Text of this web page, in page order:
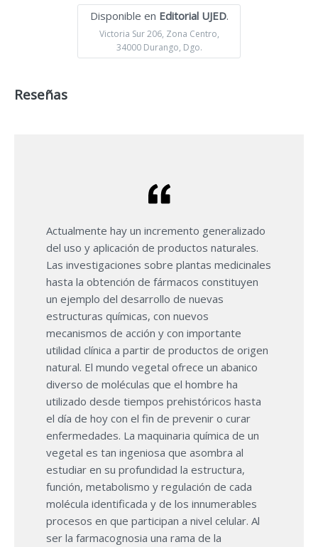
Disponible en Editorial UJED.
Victoria Sur 206, Zona Centro,
34000 Durango, Dgo.
Reseñas
Actualmente hay un incremento generalizado
del uso y aplicación de productos naturales.
Las investigaciones sobre plantas medicinales
hasta la obtención de fármacos constituyen
un ejemplo del desarrollo de nuevas
estructuras químicas, con nuevos
mecanismos de acción y con importante
utilidad clínica a partir de productos de origen
natural. El mundo vegetal ofrece un abanico
diverso de moléculas que el hombre ha
utilizado desde tiempos prehistóricos hasta
el día de hoy con el fin de prevenir o curar
enfermedades. La maquinaria química de un
vegetal es tan ingeniosa que asombra al
estudiar en su profundidad la estructura,
función, metabolismo y regulación de cada
molécula identificada y de los innumerables
procesos en que participan a nivel celular. Al
ser la farmacognosia una rama de la